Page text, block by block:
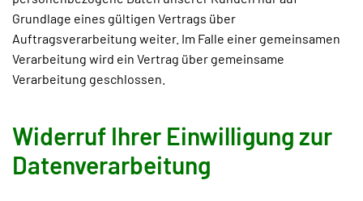
Grundlage eines gültigen Vertrags über
Auftragsverarbeitung weiter. Im Falle einer gemeinsamen
Verarbeitung wird ein Vertrag über gemeinsame
Verarbeitung geschlossen.
Widerruf Ihrer Einwilligung zur
Datenverarbeitung